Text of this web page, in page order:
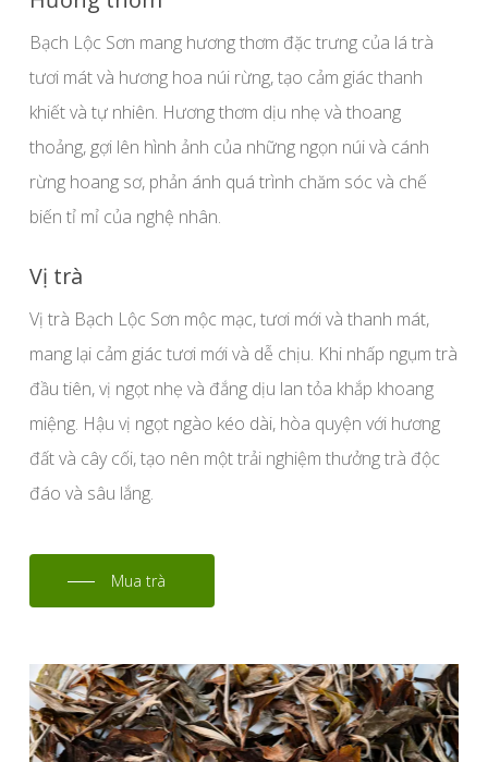
Bạch Lộc Sơn mang hương thơm đặc trưng của lá trà
tươi mát và hương hoa núi rừng, tạo cảm giác thanh
khiết và tự nhiên. Hương thơm dịu nhẹ và thoang
thoảng, gợi lên hình ảnh của những ngọn núi và cánh
rừng hoang sơ, phản ánh quá trình chăm sóc và chế
biến tỉ mỉ của nghệ nhân.
Vị trà
Vị trà Bạch Lộc Sơn mộc mạc, tươi mới và thanh mát,
mang lại cảm giác tươi mới và dễ chịu. Khi nhấp ngụm trà
đầu tiên, vị ngọt nhẹ và đắng dịu lan tỏa khắp khoang
miệng. Hậu vị ngọt ngào kéo dài, hòa quyện với hương
đất và cây cối, tạo nên một trải nghiệm thưởng trà độc
đáo và sâu lắng.
Mua trà